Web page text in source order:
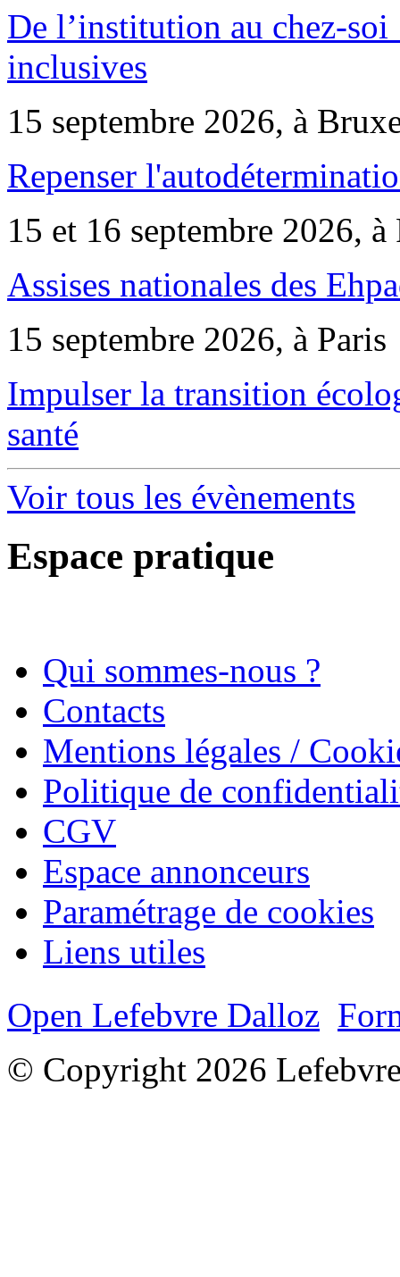
De l’institution au chez-
inclusives
15 septembre 2026, à
Repenser
15 et 16 septembre 2026, à
Assises nationales des
15 septembre 2026, à Paris
Impulser la transition
santé
Voir tous les évènements
Espace pratique
Qui sommes-nous ?
Contacts
Mentions légales /
Politique de
CGV
Espace annonceurs
Paramétrage de cookies
Liens utiles
Open Lefebvre Dalloz
© Copyright 2026